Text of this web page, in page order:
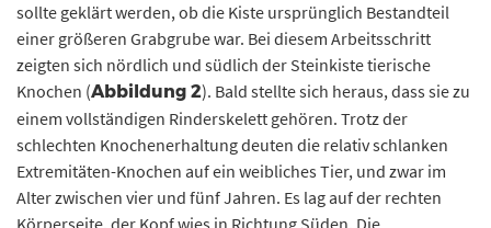
sollte geklärt werden, ob die Kiste ursprünglich Bestandteil
einer größeren Grabgrube war. Bei diesem Arbeitsschritt
zeigten sich nördlich und südlich der Steinkiste tierische
Knochen (Abbildung 2). Bald stellte sich heraus, dass sie zu
einem vollständigen Rinderskelett gehören. Trotz der
schlechten Knochenerhaltung deuten die relativ schlanken
Extremitäten-Knochen auf ein weibliches Tier, und zwar im
Alter zwischen vier und fünf Jahren. Es lag auf der rechten
Körperseite, der Kopf wies in Richtung Süden. Die